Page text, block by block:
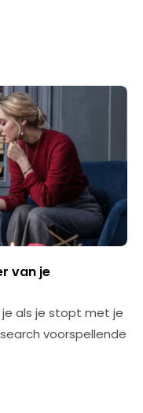
van je
als je stopt met je
voorspellende